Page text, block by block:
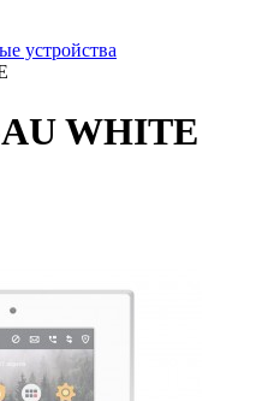
устройства
AU WHITE